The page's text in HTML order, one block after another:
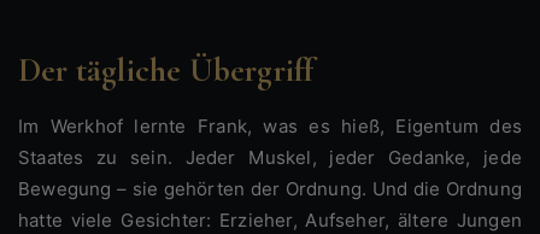
Der tägliche Übergriff
Im Werkhof lernte Frank, was es hieß, Eigentum des
Staates zu sein. Jeder Muskel, jeder Gedanke, jede
Bewegung – sie gehörten der Ordnung. Und die Ordnung
hatte viele Gesichter: Erzieher, Aufseher, ältere Jungen